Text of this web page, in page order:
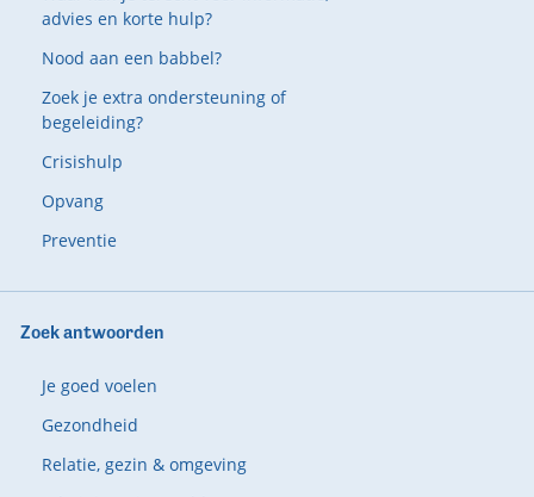
advies en korte hulp?
Nood aan een babbel?
Zoek je extra ondersteuning of
begeleiding?
Crisishulp
Opvang
Preventie
Zoek antwoorden
Je goed voelen
Gezondheid
Relatie, gezin & omgeving